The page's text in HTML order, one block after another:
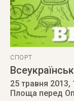
СПОРТ
25 травня 2013,
Площа перед